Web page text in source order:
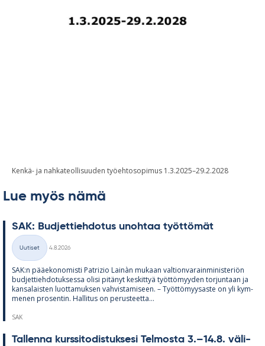
Kenkä- ja nahkateollisuuden työehtosopimus 1.3.2025–29.2.2028
Lue myös nämä
SAK: Bud­jet­tieh­do­tus unoh­taa työt­tö­mät
Kategoriat
Uutiset
4.8.2026
SAK:n pää­e­ko­no­misti Pat­rizio Lainàn mu­kaan val­tion­va­rain­mi­nis­te­riön
bud­jet­tieh­do­tuk­sessa olisi pi­tä­nyt kes­kit­tyä työt­tö­myy­den tor­jun­taan ja
kan­sa­lais­ten luot­ta­muk­sen vah­vis­ta­mi­seen. – Työt­tö­myy­saste on yli kym­
me­nen pro­sen­tin. Hal­li­tus on pe­rus­teetta...
SAK
Tal­lenna kurs­si­to­dis­tuk­sesi Tel­mosta 3.–14.8. vä­li­